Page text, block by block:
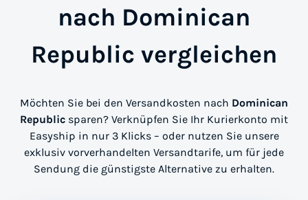
nach Dominican
Republic vergleichen
Möchten Sie bei den Versandkosten nach Dominican
Republic sparen? Verknüpfen Sie Ihr Kurierkonto mit
Easyship in nur 3 Klicks – oder nutzen Sie unsere
exklusiv vorverhandelten Versandtarife, um für jede
Sendung die günstigste Alternative zu erhalten.